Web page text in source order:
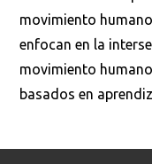
movimiento
enfocan en la
movimiento
basados en